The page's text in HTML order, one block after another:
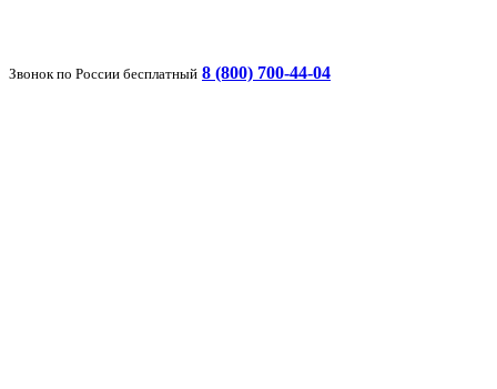
Звонок по России бесплатный 8 (800) 700-44-04